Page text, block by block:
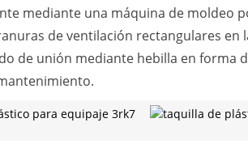
mediante una máquina de moldeo
de ventilación rectangulares en
de unión mediante hebilla en forma